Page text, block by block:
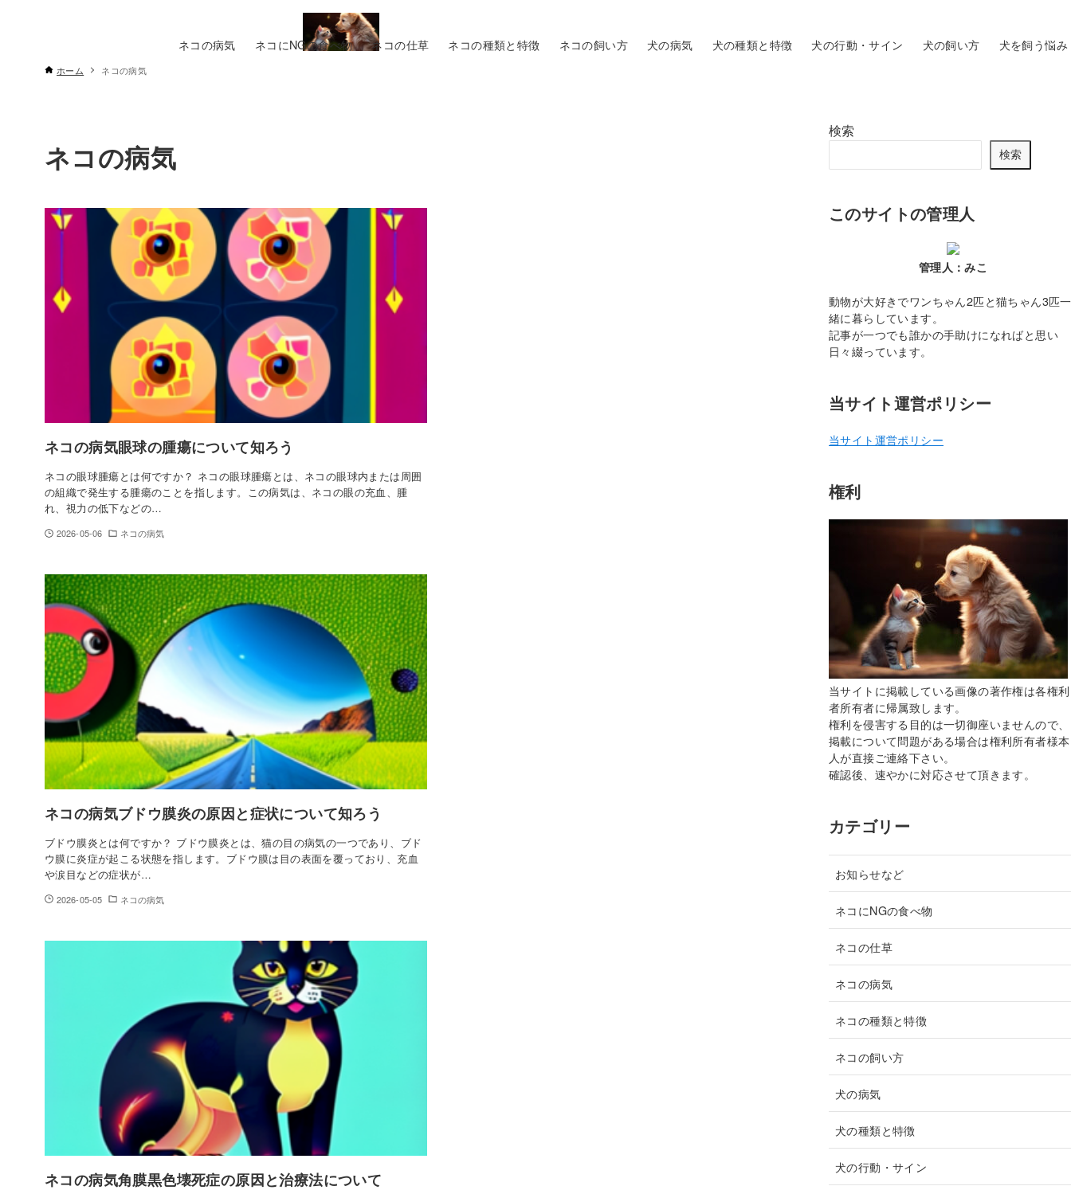
ネコの病気 ネコにNGの食べ物 ネコの仕草 ネコの種類と特徴 ネコの飼い方 犬の病気 犬の種類と特徴 犬の行動・サイン 犬の飼い方 犬を飼う悩み
ホーム ネコの病気
ネコの病気
ネコの病気眼球の腫瘍について知ろう
ネコの眼球腫瘍とは何ですか？ ネコの眼球腫瘍とは、ネコの眼球内または周囲
の組織で発生する腫瘍のことを指します。この病気は、ネコの眼の充血、腫
れ、視力の低下などの…
2026-05-06 ネコの病気
ネコの病気ブドウ膜炎の原因と症状について知ろう
ブドウ膜炎とは何ですか？ ブドウ膜炎とは、猫の目の病気の一つであり、ブド
ウ膜に炎症が起こる状態を指します。ブドウ膜は目の表面を覆っており、充血
や涙目などの症状が…
2026-05-05 ネコの病気
ネコの病気角膜黒色壊死症の原因と治療法について
検索
検索
このサイトの管理人
管理人：みこ
動物が大好きでワンちゃん2匹と猫ちゃん3匹一
緒に暮らしています。
記事が一つでも誰かの手助けになればと思い
日々綴っています。
当サイト運営ポリシー
当サイト運営ポリシー
権利
当サイトに掲載している画像の著作権は各権利
者所有者に帰属致します。
権利を侵害する目的は一切御座いませんので、
掲載について問題がある場合は権利所有者様本
人が直接ご連絡下さい。
確認後、速やかに対応させて頂きます。
カテゴリー
お知らせなど
ネコにNGの食べ物
ネコの仕草
ネコの病気
ネコの種類と特徴
ネコの飼い方
犬の病気
犬の種類と特徴
犬の行動・サイン